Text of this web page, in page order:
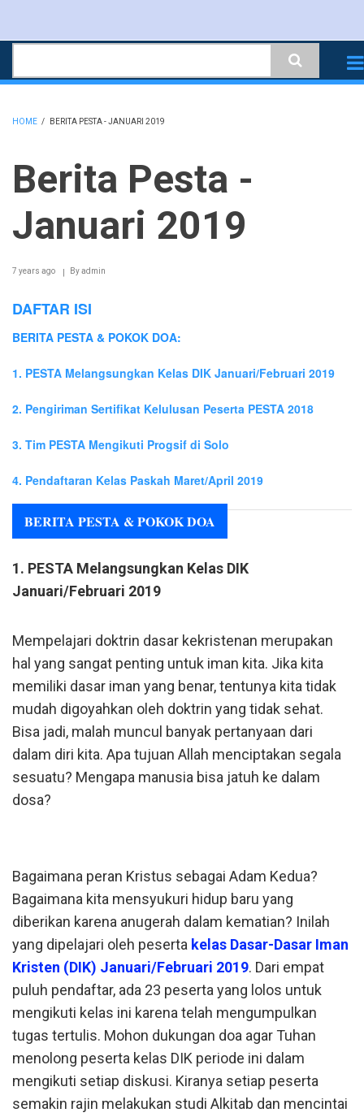
content
HOME / BERITA PESTA - JANUARI 2019
Berita Pesta -
Januari 2019
7 years ago Byadmin
DAFTAR ISI
BERITA PESTA & POKOK DOA:
1. PESTA Melangsungkan Kelas DIK Januari/Februari 2019
2. Pengiriman Sertifikat Kelulusan Peserta PESTA 2018
3. Tim PESTA Mengikuti Progsif di Solo
4. Pendaftaran Kelas Paskah Maret/April 2019
BERITA PESTA & POKOK DOA
1. PESTA Melangsungkan Kelas DIK
Januari/Februari 2019
Mempelajari doktrin dasar kekristenan merupakan
hal yang sangat penting untuk iman kita. Jika kita
memiliki dasar iman yang benar, tentunya kita tidak
mudah digoyahkan oleh doktrin yang tidak sehat.
Bisa jadi, malah muncul banyak pertanyaan dari
dalam diri kita. Apa tujuan Allah menciptakan segala
sesuatu? Mengapa manusia bisa jatuh ke dalam
dosa?
Bagaimana peran Kristus sebagai Adam Kedua?
Bagaimana kita mensyukuri hidup baru yang
diberikan karena anugerah dalam kematian? Inilah
yang dipelajari oleh peserta kelas Dasar-Dasar Iman
Kristen (DIK) Januari/Februari 2019. Dari empat
puluh pendaftar, ada 23 peserta yang lolos untuk
mengikuti kelas ini karena telah mengumpulkan
tugas tertulis. Mohon dukungan doa agar Tuhan
menolong peserta kelas DIK periode ini dalam
mengikuti setiap diskusi. Kiranya setiap peserta
semakin rajin melakukan studi Alkitab dan mencintai